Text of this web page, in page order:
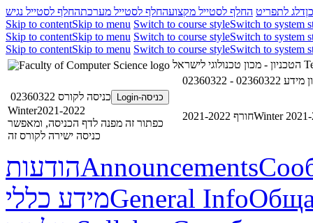
דלג לתפריט החלף לסטייל מקצועהחלף לסטייל מערכתהחלף לסטייל נגיש
Skip to contentSkip to menu Switch to course styleSwitch to system
Skip to contentSkip to menu Switch to course styleSwitch to system
Skip to contentSkip to menu Switch to course styleSwitch to system
מידע
כניסה-Login
כניסה לקורס 02360322
Winter2021-2022
כפתור זה מפנה לדף הכניסה, ומאפשר
כניסה ישירה לקורס זה
חורף 2021-2022Winter
הודעותAnnouncements
מידע כלליGeneral Info